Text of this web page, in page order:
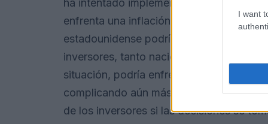
I want
ha intentado implementar políticas pro-
enfrenta una inflación descontrolada y
estadounidense podría tener
inversores, tanto nacionales como
situación, podría enfrentarse a un
complicando aún más su recuperación
de los inversores si las decisiones se